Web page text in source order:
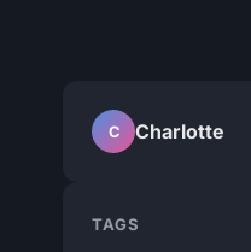
C Charlotte
TAGS